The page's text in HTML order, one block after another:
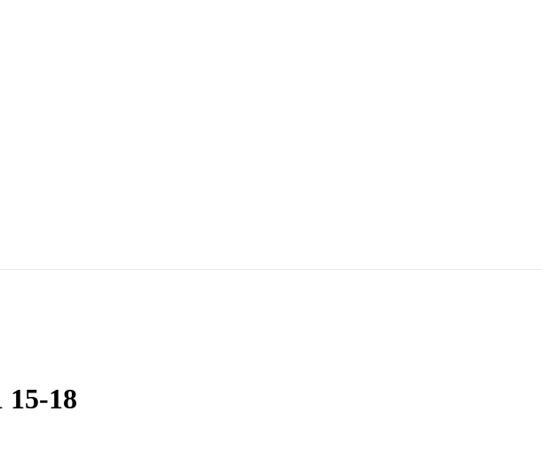
18